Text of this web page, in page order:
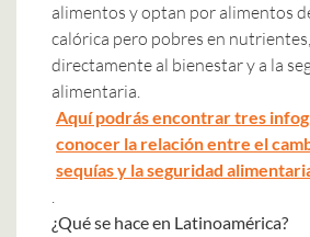
alimentos y optan por alimentos
calórica pero pobres en
directamente al bienestar y a la
alimentaria.
Aquí podrás encontrar tres
conocer la relación entre el
sequías y la seguridad
.
¿Qué se hace en Latinoamérica?